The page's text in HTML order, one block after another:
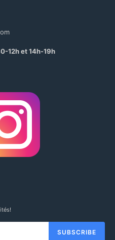
12h et 14h-19h
SUBSCRIBE